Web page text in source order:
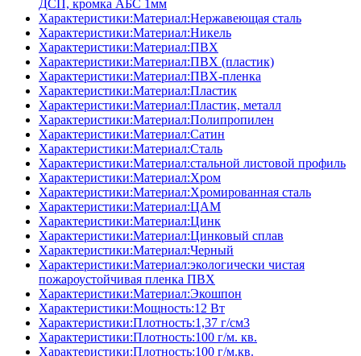
ДСП, кромка AБC 1мм
Характеристики:Материал:Нержавеющая сталь
Характеристики:Материал:Никель
Характеристики:Материал:ПВХ
Характеристики:Материал:ПВХ (пластик)
Характеристики:Материал:ПВХ-пленка
Характеристики:Материал:Пластик
Характеристики:Материал:Пластик, металл
Характеристики:Материал:Полипропилен
Характеристики:Материал:Сатин
Характеристики:Материал:Сталь
Характеристики:Материал:стальной листовой профиль
Характеристики:Материал:Хром
Характеристики:Материал:Хромированная сталь
Характеристики:Материал:ЦАМ
Характеристики:Материал:Цинк
Характеристики:Материал:Цинковый сплав
Характеристики:Материал:Черный
Характеристики:Материал:экологически чистая
пожароустойчивая пленка ПВХ
Характеристики:Материал:Экошпон
Характеристики:Мощность:12 Вт
Характеристики:Плотность:1,37 г/см3
Характеристики:Плотность:100 г/м. кв.
Характеристики:Плотность:100 г/м.кв.